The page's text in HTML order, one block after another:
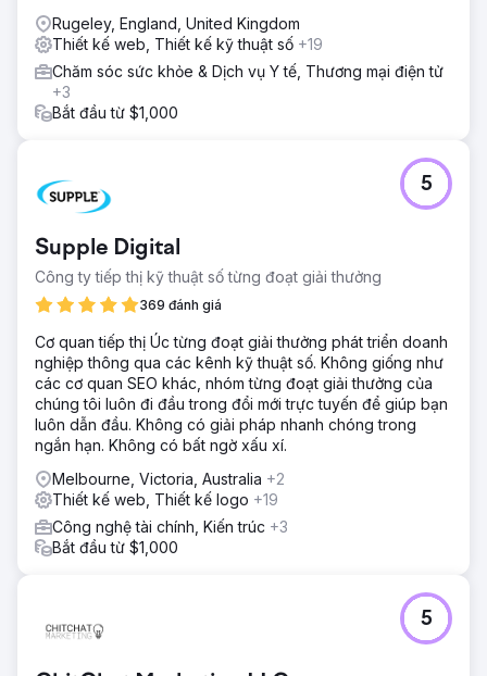
Chuyển đến trang agency
Rugeley, England, United Kingdom
Thiết kế web, Thiết kế kỹ thuật số +19
Chăm sóc sức khỏe & Dịch vụ Y tế, Thương mại điện tử
+3
Bắt đầu từ $1,000
Supple Digital
Công ty tiếp thị kỹ thuật số từng đoạt giải thưởng
369 đánh giá
5
Cơ quan tiếp thị Úc từng đoạt giải thưởng phát triển doanh
nghiệp thông qua các kênh kỹ thuật số. Không giống như
các cơ quan SEO khác, nhóm từng đoạt giải thưởng của
chúng tôi luôn đi đầu trong đổi mới trực tuyến để giúp bạn
luôn dẫn đầu. Không có giải pháp nhanh chóng trong
ngắn hạn. Không có bất ngờ xấu xí.
Melbourne, Victoria, Australia +2
Thiết kế web, Thiết kế logo +19
Công nghệ tài chính, Kiến trúc +3
Bắt đầu từ $1,000
5